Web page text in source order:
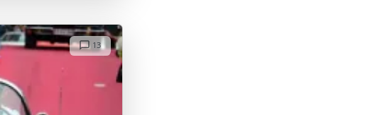
13